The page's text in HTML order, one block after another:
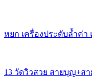
หยก เครื่องประดับล้ำค่
13 วัดวิวสวย สายบุญ+ส